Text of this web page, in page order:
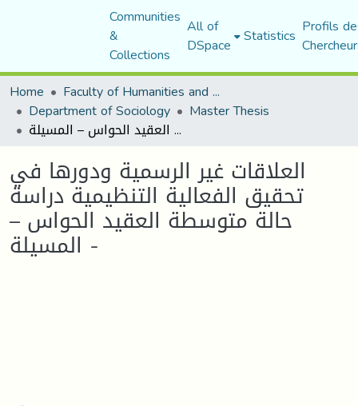
Communities
&
Collections
All of
DSpace Statistics Profils
Home
Faculty of Humanities and Social Sciences
Department of Sociology Master Thesis
العلاقات غير الرسمية ودورها في تحقيق الفعالية التنظيمية دراسة حالة متوسطة العقيد الحواس – المسيلة -
العلاقات غير الرسمية ودورها في
تحقيق الفعالية التنظيمية دراسة
حالة متوسطة العقيد الحواس –
المسيلة -